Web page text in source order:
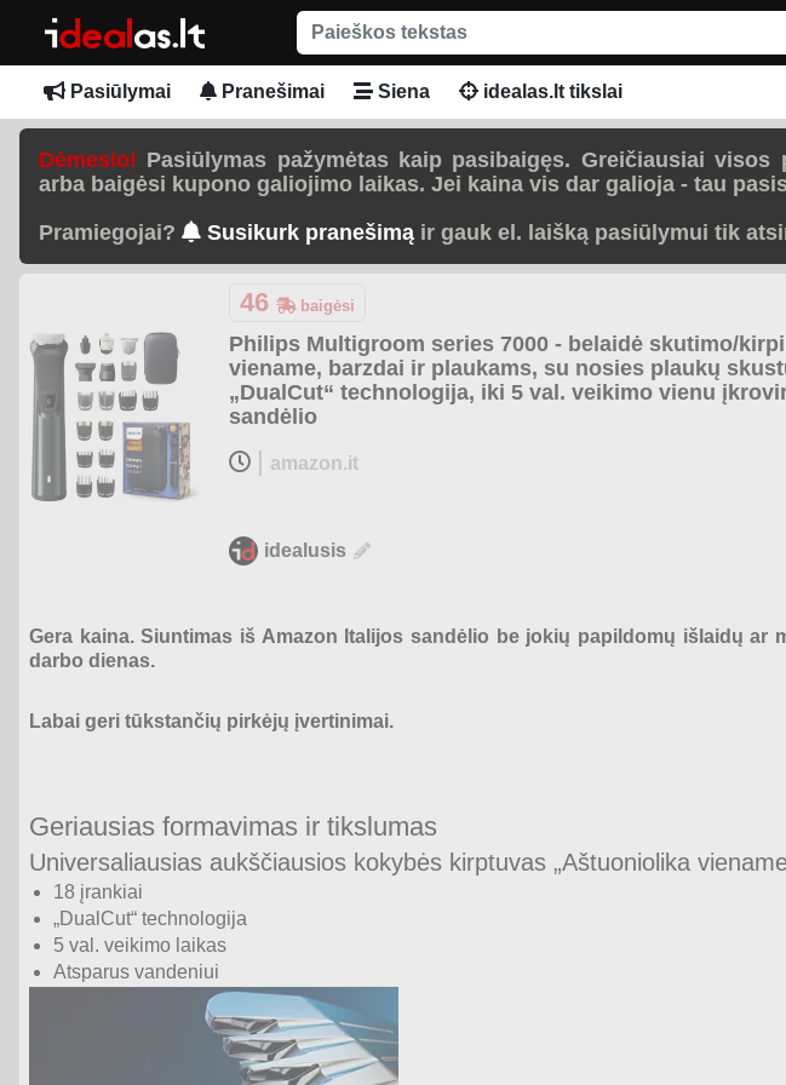
Pasiūlymai Pranešimai Siena idealas.lt tikslai
Dėmesio! Pasiūlymas pažymėtas kaip pasibaigęs. Greičiausiai
arba baigėsi kupono galiojimo laikas. Jei kaina vis dar galioja - tau
Pramiegojai?
Susikurk pranešimą ir gauk el. laišką pasiūlymui tik
46 baigėsi
Philips Multigroom series 7000 - belaidė skutimo/
viename, barzdai ir plaukams, su nosies plaukų
„DualCut“ technologija, iki 5 val. veikimo vienu
sandėlio
| amazon.it
idealusis
Gera kaina. Siuntimas iš Amazon Italijos sandėlio be jokių papildomų išlaidų ar
darbo dienas.
Labai geri tūkstančių pirkėjų įvertinimai.
Geriausias formavimas ir tikslumas
Universaliausias aukščiausios kokybės kirptuvas „Aštuoniolika
18 įrankiai
„DualCut“ technologija
5 val. veikimo laikas
Atsparus vandeniui